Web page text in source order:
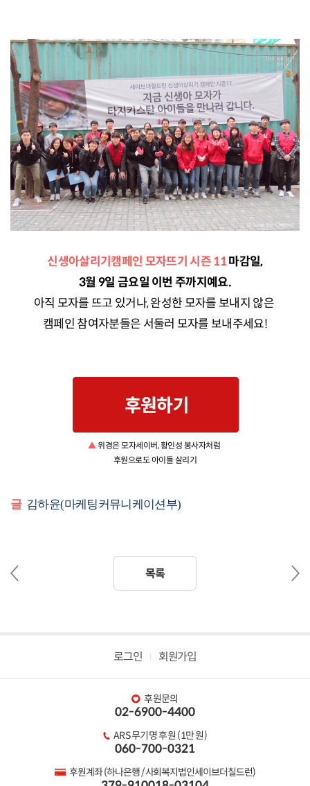
신생아살리기캠페인 모자뜨기 시즌 11마감일,
3월 9일 금요일 이번 주까지예요.
아직 모자를 뜨고 있거나, 완성한 모자를 보내지 않은
캠페인 참여자분들은 서둘러 모자를 보내주세요!
▲위경은 모자세이버, 황인성 봉사자처럼
후원으로도 아이들 살리기
글 김하윤(마케팅커뮤니케이션부)
목록
로그인 회원가입
후원문의
02-6900-4400
ARS 무기명 후원 (1만 원)
060-700-0321
후원계좌 (하나은행 / 사회복지법인세이브더칠드런)